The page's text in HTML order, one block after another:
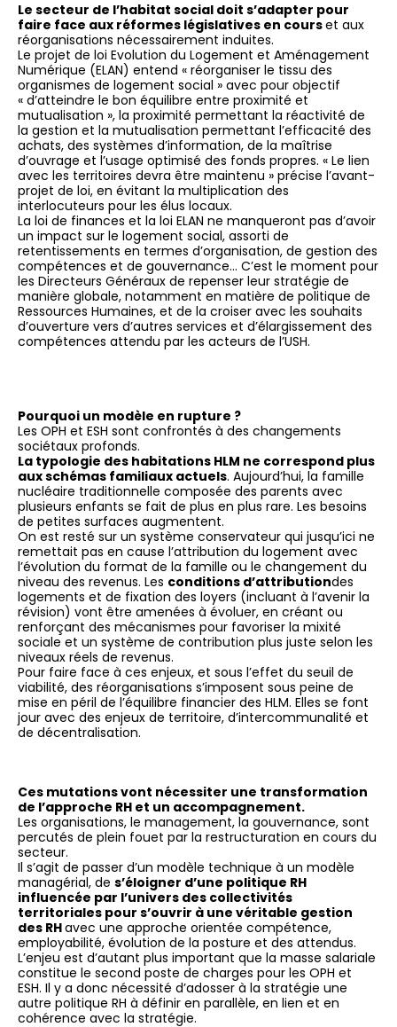
Le secteur de l’habitat social doit s’adapter pour
faire face aux réformes législatives en courset aux
réorganisations nécessairement induites.
Le projet de loi Evolution du Logement et Aménagement
Numérique (ELAN) entend « réorganiser le tissu des
organismes de logement social » avec pour objectif
« d’atteindre le bon équilibre entre proximité et
mutualisation », la proximité permettant la réactivité de
la gestion et la mutualisation permettant l’efficacité des
achats, des systèmes d’information, de la maîtrise
d’ouvrage et l’usage optimisé des fonds propres. « Le lien
avec les territoires devra être maintenu » précise l’avant-
projet de loi, en évitant la multiplication des
interlocuteurs pour les élus locaux.
La loi de finances et la loi ELAN ne manqueront pas d’avoir
un impact sur le logement social, assorti de
retentissements en termes d’organisation, de gestion des
compétences et de gouvernance… C’est le moment pour
les Directeurs Généraux de repenser leur stratégie de
manière globale, notamment en matière de politique de
Ressources Humaines, et de la croiser avec les souhaits
d’ouverture vers d’autres services et d’élargissement des
compétences attendu par les acteurs de l’USH.
Pourquoi un modèle en rupture ?
Les OPH et ESH sont confrontés à des changements
sociétaux profonds.
La typologie des habitations HLM ne correspond plus
aux schémas familiaux actuels. Aujourd’hui, la famille
nucléaire traditionnelle composée des parents avec
plusieurs enfants se fait de plus en plus rare. Les besoins
de petites surfaces augmentent.
On est resté sur un système conservateur qui jusqu’ici ne
remettait pas en cause l’attribution du logement avec
l’évolution du format de la famille ou le changement du
niveau des revenus. Les conditions d’attributiondes
logements et de fixation des loyers (incluant à l’avenir la
révision) vont être amenées à évoluer, en créant ou
renforçant des mécanismes pour favoriser la mixité
sociale et un système de contribution plus juste selon les
niveaux réels de revenus.
Pour faire face à ces enjeux, et sous l’effet du seuil de
viabilité, des réorganisations s’imposent sous peine de
mise en péril de l’équilibre financier des HLM. Elles se font
jour avec des enjeux de territoire, d’intercommunalité et
de décentralisation.
Ces mutations vont nécessiter une transformation
de l’approche RH et un accompagnement.
Les organisations, le management, la gouvernance, sont
percutés de plein fouet par la restructuration en cours du
secteur.
Il s’agit de passer d’un modèle technique à un modèle
managérial, des’éloigner d’une politique RH
influencée par l’univers des collectivités
territoriales pour s’ouvrir à une véritable gestion
des RHavec une approche orientée compétence,
employabilité, évolution de la posture et des attendus.
L’enjeu est d’autant plus important que la masse salariale
constitue le second poste de charges pour les OPH et
ESH. Il y a donc nécessité d’adosser à la stratégie une
autre politique RH à définir en parallèle, en lien et en
cohérence avec la stratégie.